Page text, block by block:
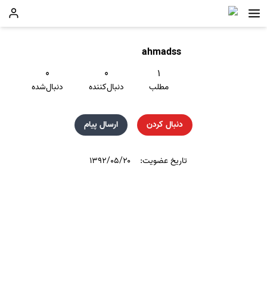
ahmadss
۱
مطلب
۰
دنبال‌کننده
۰
دنبال‌شده
دنبال کردن ارسال پیام
تاریخ عضویت: ۱۳۹۲/۰۵/۲۰